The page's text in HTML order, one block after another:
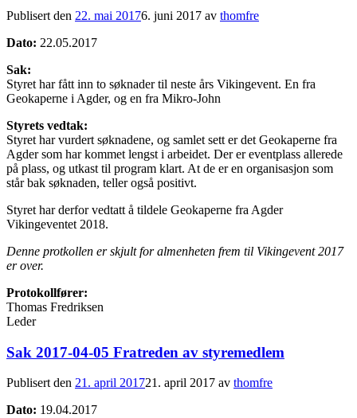
Publisert den 22. mai 20176. juni 2017 av thomfre
Dato: 22.05.2017
Sak:
Styret har fått inn to søknader til neste års Vikingevent. En fra
Geokaperne i Agder, og en fra Mikro-John
Styrets vedtak:
Styret har vurdert søknadene, og samlet sett er det Geokaperne fra
Agder som har kommet lengst i arbeidet. Der er eventplass allerede
på plass, og utkast til program klart. At de er en organisasjon som
står bak søknaden, teller også positivt.
Styret har derfor vedtatt å tildele Geokaperne fra Agder
Vikingeventet 2018.
Denne protkollen er skjult for almenheten frem til Vikingevent 2017
er over.
Protokollfører:
Thomas Fredriksen
Leder
Sak 2017-04-05 Fratreden av styremedlem
Publisert den 21. april 201721. april 2017 av thomfre
Dato: 19.04.2017